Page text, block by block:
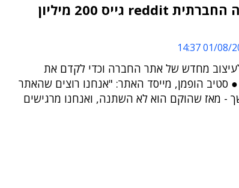
אתר המדיה החברתית reddit גייס 200 מיליון
01/08/2017
מחדש של אתר החברה וכדי לקדם את
● סטיב הופמן, מייסד האתר: "אנחנו רוצים שהאתר
- מאז שהוקם הוא לא השתנה, ואנחנו מרגישים